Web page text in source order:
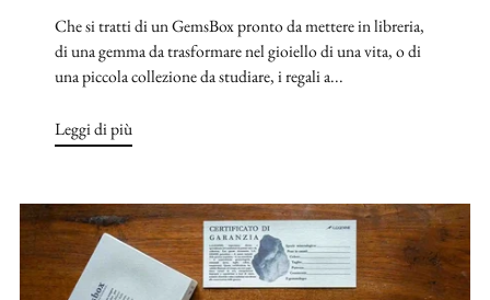
Che si tratti di un GemsBox pronto da mettere in libreria,
di una gemma da trasformare nel gioiello di una vita, o di
una piccola collezione da studiare, i regali a...
Leggi di più